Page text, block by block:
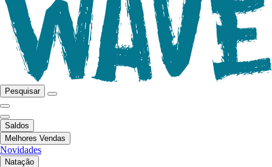
Pesquisar
Saldos
Melhores Vendas
Novidades
Natação